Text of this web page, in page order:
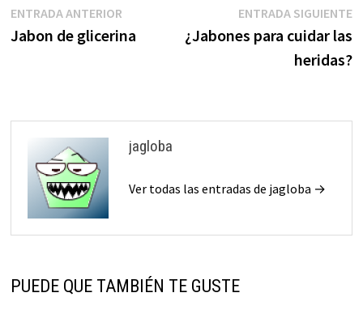
Navegación
de
ENTRADA ANTERIOREntrada
anterior:
Jabon de glicerina
ENTRADA SIGUIENTE
¿Jabones para cuidar las
heridas?
jagloba
Ver todas las entradas de jagloba →
PUEDE QUE TAMBIÉN TE GUSTE